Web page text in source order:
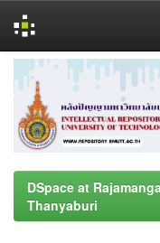
navigation
DSpace at
Thanyaburi